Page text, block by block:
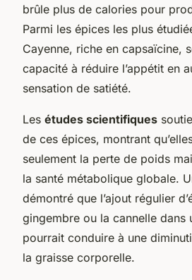
brûle plus de calories pour
Parmi les épices les plus
Cayenne, riche en capsaïcine,
capacité à réduire l’appétit en
sensation de satiété.
Les études scientifiques
de ces épices, montrant
seulement la perte de poids
la santé métabolique globale.
démontré que l’ajout régulier
gingembre ou la cannelle dans
pourrait conduire à une
la graisse corporelle.